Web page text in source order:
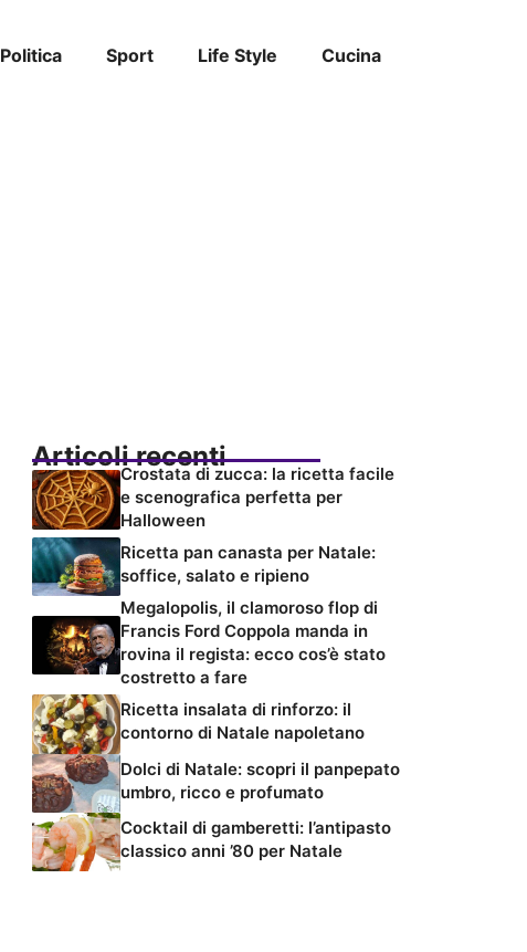
Politica Sport Life Style Cucina
Articoli recenti
Crostata di zucca: la ricetta facile
e scenografica perfetta per
Halloween
Ricetta pan canasta per Natale:
soffice, salato e ripieno
Megalopolis, il clamoroso flop di
Francis Ford Coppola manda in
rovina il regista: ecco cos’è stato
costretto a fare
Ricetta insalata di rinforzo: il
contorno di Natale napoletano
Dolci di Natale: scopri il panpepato
umbro, ricco e profumato
Cocktail di gamberetti: l’antipasto
classico anni ’80 per Natale